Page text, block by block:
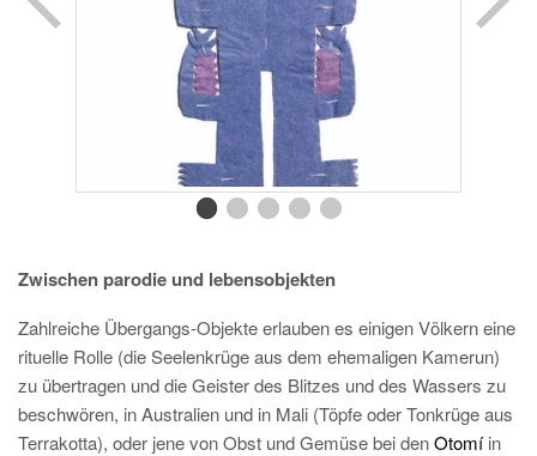
Zwischen parodie und lebensobjekten
Zahlreiche Übergangs-Objekte erlauben es einigen Völkern eine
rituelle Rolle (die Seelenkrüge aus dem ehemaligen Kamerun)
zu übertragen und die Geister des Blitzes und des Wassers zu
beschwören, in Australien und in Mali (Töpfe oder Tonkrüge aus
Terrakotta), oder jene von Obst und Gemüse bei denOtomíin